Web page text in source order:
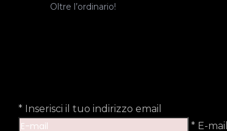
Oltre l’ordinario!
* Inserisci il tuo indirizzo email
* E-mail